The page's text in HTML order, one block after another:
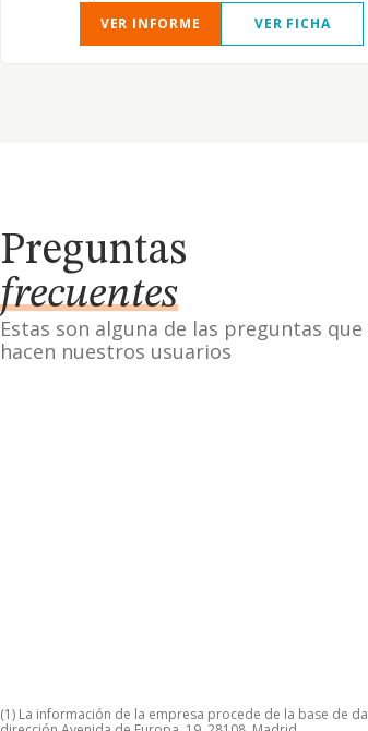
VER INFORME VER FICHA
Preguntas
frecuentes
Estas son alguna de las preguntas que
hacen nuestros usuarios
(1) La información de la empresa procede de la base de